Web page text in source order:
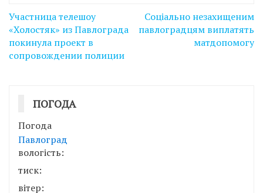
Навігація
записів
Участница телешоу
«Холостяк» из Павлограда
покинула проект в
сопровождении полиции
Соціально незахищеним
павлоградцям виплатять
матдопомогу
ПОГОДА
Погода
Павлоград
вологість:
тиск:
вітер: